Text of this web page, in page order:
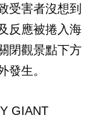
受害者沒想到
反應被捲入海
閉觀景點下方
發生。
GIANT